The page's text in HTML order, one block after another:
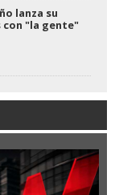
lanza su
con "la gente"